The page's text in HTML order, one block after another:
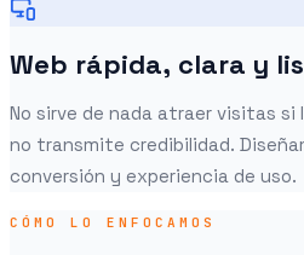
Web rápida, clara y
No sirve de nada atraer visitas si
no transmite credibilidad.
conversión y experiencia de uso.
CÓMO LO ENFOCAMOS